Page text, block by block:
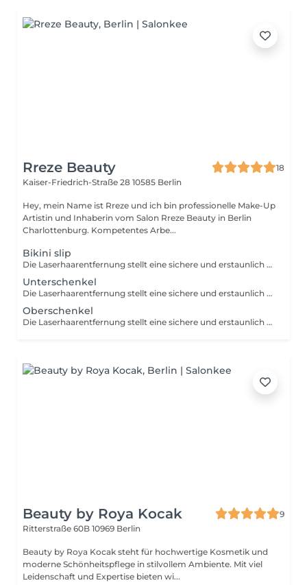
Rreze Beauty
18
Kaiser-Friedrich-Straße 28 10585 Berlin
Hey, mein Name ist Rreze und ich bin professionelle Make-Up
Artistin und Inhaberin vom Salon Rreze Beauty in Berlin
Charlottenburg. Kompetentes Arbe...
Bikini slip
Die Laserhaarentfernung stellt eine sichere und erstaunlich schnelle Alternative für all diejenigen dar, die sich von ihrem Rasierer verabschieden möchten. Wenn du Zeit sparen möchtest und dir morgens ein paar Minuten ersparen willst, bietet die Laserhaarentfernung ein schnelles und nahezu schmerzfreies Verfahren, das dauerhaft glatte und makellose Haut ermöglicht.
Unterschenkel
Die Laserhaarentfernung stellt eine sichere und erstaunlich schnelle Alternative für all diejenigen dar, die sich von ihrem Rasierer verabschieden möchten. Wenn du Zeit sparen möchtest und dir morgens ein paar Minuten ersparen willst, bietet die Laserhaarentfernung ein schnelles und nahezu schmerzfreies Verfahren, das dauerhaft glatte und makellose Haut ermöglicht.
Oberschenkel
Die Laserhaarentfernung stellt eine sichere und erstaunlich schnelle Alternative für all diejenigen dar, die sich von ihrem Rasierer verabschieden möchten. Wenn du Zeit sparen möchtest und dir morgens ein paar Minuten ersparen willst, bietet die Laserhaarentfernung ein schnelles und nahezu schmerzfreies Verfahren, das dauerhaft glatte und makellose Haut ermöglicht.
Beauty by Roya Kocak
9
Ritterstraße 60B 10969 Berlin
Beauty by Roya Kocak steht für hochwertige Kosmetik und
moderne Schönheitspflege in stilvollem Ambiente. Mit viel
Leidenschaft und Expertise bieten wi...